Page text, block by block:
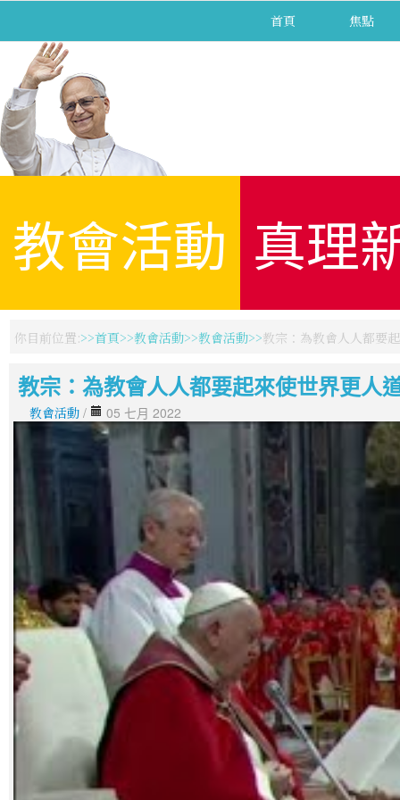
首頁 焦點
教會活動 真理
你目前位置: 首頁 教會活動 教會活動 教宗：為教會人人都要
教宗：為教會人人都要起來使世界更人
教會活動 / 05 七月 2022